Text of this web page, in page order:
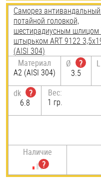
Саморез
потайной головкой,
шестирадиусным шлицом
штырьком ART 9122
(AISI 304)
Материал
А2 (AISI 304)
Ø
?
3.5
L
dk
?
6.8
Вес:
1 гр.
Наличие